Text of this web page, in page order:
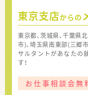
東京支店からの
東京都、茨城県、千葉県
市)、埼玉県南東部(三郷
サルタントがあなたの
す！
お仕事相談会無